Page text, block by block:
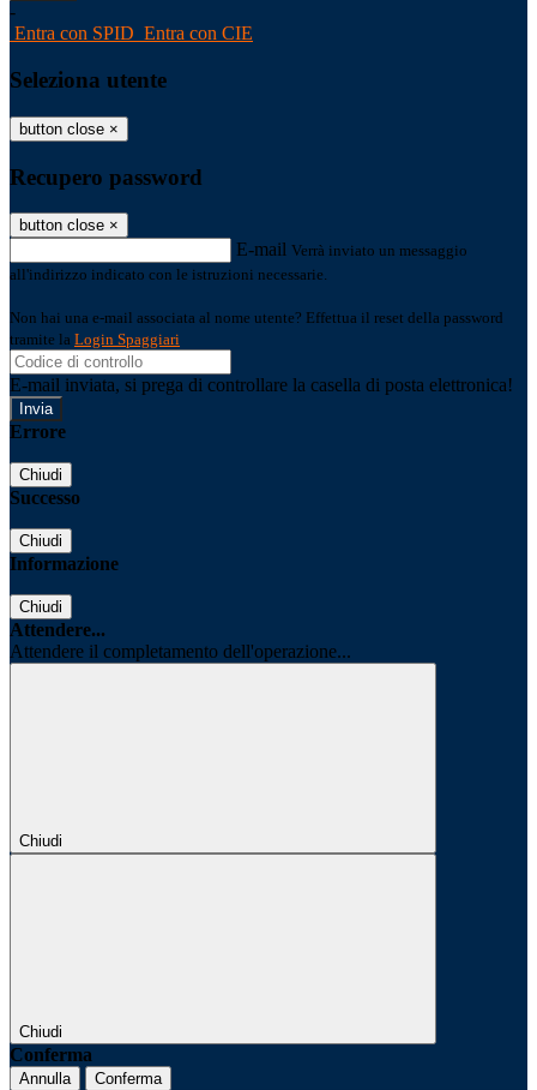
-
Entra con SPID Entra con CIE
Seleziona utente
button close ×
Recupero password
button close ×
E-mail Verrà inviato un messaggio
all'indirizzo indicato con le istruzioni necessarie.
Non hai una e-mail associata al nome utente? Effettua il reset della password
tramite la Login Spaggiari
E-mail inviata, si prega di controllare la casella di posta elettronica!
Errore
Chiudi
Successo
Chiudi
Informazione
Chiudi
Attendere...
Attendere il completamento dell'operazione...
Chiudi
Chiudi
Conferma
Annulla Conferma